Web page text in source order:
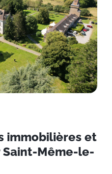
immobilières et
Même-le-